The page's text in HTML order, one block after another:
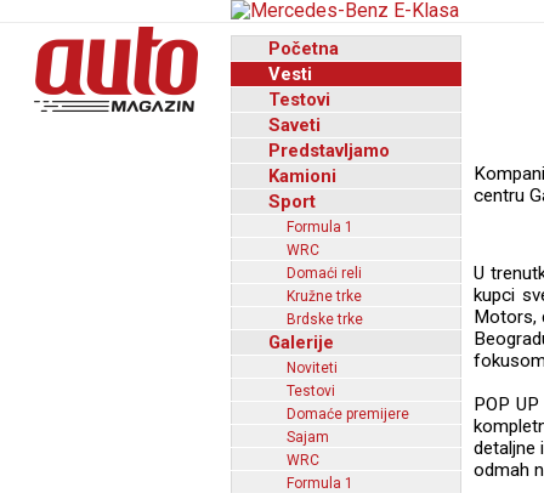
Početna
Vesti
Testovi
Saveti
Predstavljamo
Kamioni
Sport
Formula 1
WRC
Domaći reli
Kružne trke
Brdske trke
Galerije
Noviteti
Testovi
Domaće premijere
Sajam
WRC
Formula 1
centru
U
kupci
Motors,
POP
detaljne
odmah